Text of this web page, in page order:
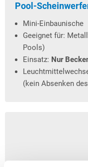
Pool-
Mini-Einbaunische
Geeignet für:
Pools)
Einsatz: Nur
(kein Absenken